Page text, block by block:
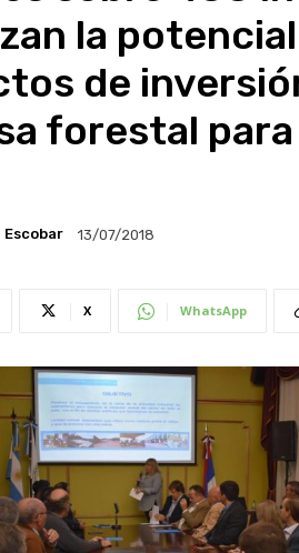
la
de
forestal
13/07/2018
X WhatsApp